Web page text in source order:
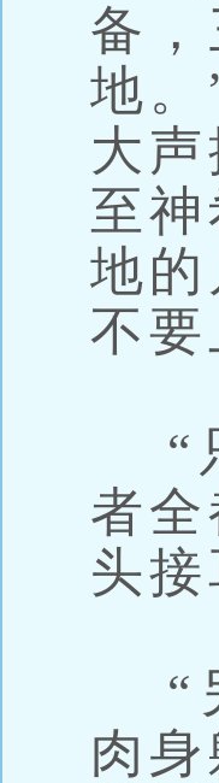
备
地
大
至
地
不
“
者
头
“
肉